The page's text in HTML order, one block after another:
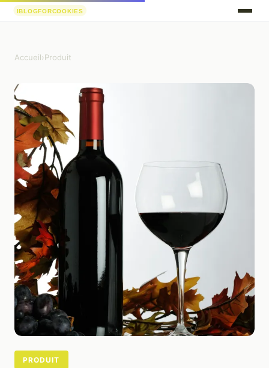
Accueil›Produit
PRODUIT